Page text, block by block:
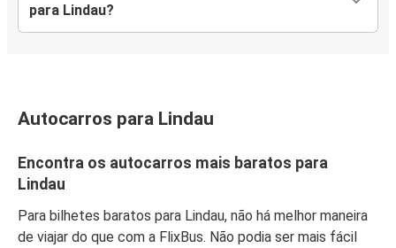
para Lindau?
Autocarros para Lindau
Encontra os autocarros mais baratos para
Lindau
Para bilhetes baratos para Lindau, não há melhor maneira
de viajar do que com a FlixBus. Não podia ser mais fácil